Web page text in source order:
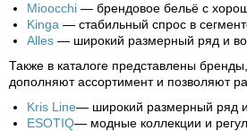
Mioocchi — брендовое бельё с
Kinga — стабильный спрос в
Alles — широкий размерный ряд и
Также в каталоге представлены
дополняют ассортимент и позволяют
Kris Line— широкий размерный ряд
ESOTIQ— модные коллекции и